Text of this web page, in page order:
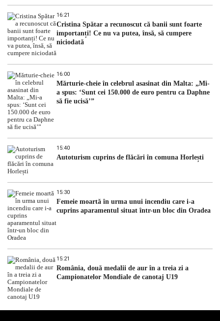
16:21
Cristina Spătar a recunoscut că banii sunt foarte
importanți! Ce nu va putea, însă, să cumpere
niciodată
16:00
Mărturie-cheie în celebrul asasinat din Malta: „Mi-
a spus: ‘Sunt cei 150.000 de euro pentru ca Daphne
să fie ucisă’”
15:40
Autoturism cuprins de flăcări în comuna Horlești
15:30
Femeie moartă în urma unui incendiu care i-a
cuprins aparamentul situat într-un bloc din Oradea
15:21
România, două medalii de aur în a treia zi a
Campionatelor Mondiale de canotaj U19